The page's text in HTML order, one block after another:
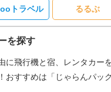
トラベル るるぶ
を探す
に飛行機と宿、レンタカー
おすすめは「じゃらんパッ